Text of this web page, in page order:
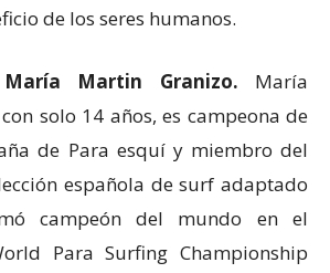
de los seres humanos.
María Martin Granizo. María
solo 14 años, es campeona de
de Para esquí y miembro del
española de surf adaptado
campeón del mundo en el
Para Surfing Championship